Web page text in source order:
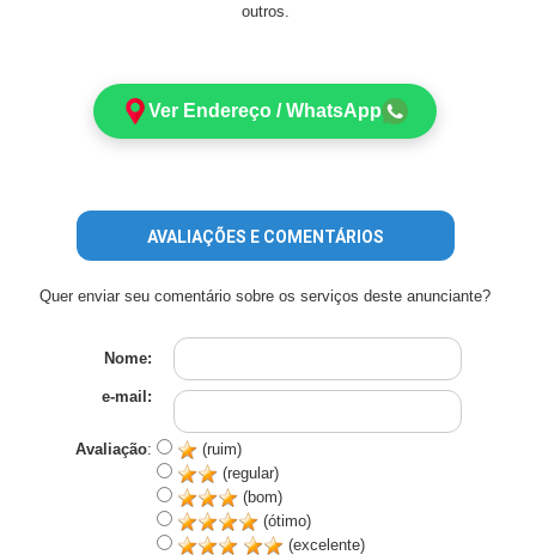
outros.
Ver Endereço / WhatsApp
AVALIAÇÕES E COMENTÁRIOS
Quer enviar seu comentário sobre os serviços deste anunciante?
Nome:
e-mail:
Avaliação:
(ruim)
(regular)
(bom)
(ótimo)
(excelente)